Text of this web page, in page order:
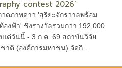
contest 2026’
ดภาพดาว 'สุริยะจักรวาลพร้อม
งฟ้า' ชิงรางวัลรวมกว่า 192,000
แต่วันนี้ - 3 ก.ค. 69 สถาบันวิจัย
าติ (องค์การมหาชน) จัดกิ...